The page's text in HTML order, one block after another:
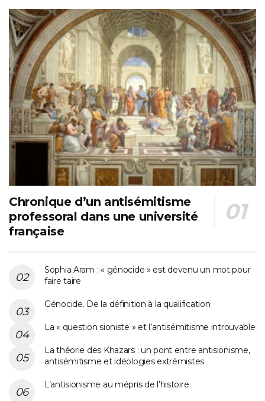
Chronique d’un antisémitisme
professoral dans une université
française
Sophia Aram : « génocide » est devenu un mot pour
faire taire
Génocide. De la définition à la qualification
La « question sioniste » et l’antisémitisme introuvable
La théorie des Khazars : un pont entre antisionisme,
antisémitisme et idéologies extrémistes
L’antisionisme au mépris de l’histoire